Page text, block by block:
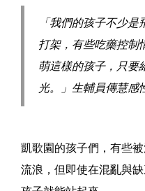
「我們的孩子不少
打架，有些吃藥控制
萌這樣的孩子，只要
光。」生輔員傳慧感
凱歌園的孩子們，有些
流浪，但即使在混亂與